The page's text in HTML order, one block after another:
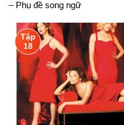
– Phụ đề song ngữ
Tập
18